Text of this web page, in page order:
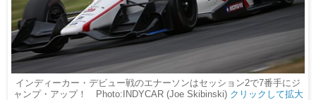
インディーカー・デビュー戦のエナーソンはセッション2で7番手にジ
ャンプ・アップ！ Photo:INDYCAR (Joe Skibinski)クリックして拡大